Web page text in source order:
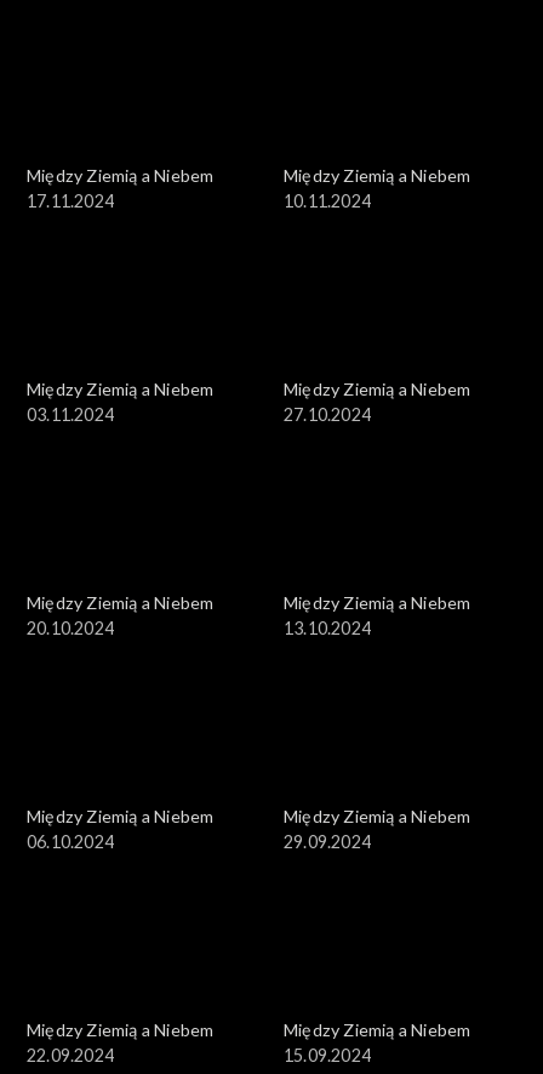
Między Ziemią a Niebem
17.11.2024
Między Ziemią a Niebem
10.11.2024
Między Ziemią a Niebem
03.11.2024
Między Ziemią a Niebem
27.10.2024
Między Ziemią a Niebem
20.10.2024
Między Ziemią a Niebem
13.10.2024
Między Ziemią a Niebem
06.10.2024
Między Ziemią a Niebem
29.09.2024
Między Ziemią a Niebem
22.09.2024
Między Ziemią a Niebem
15.09.2024